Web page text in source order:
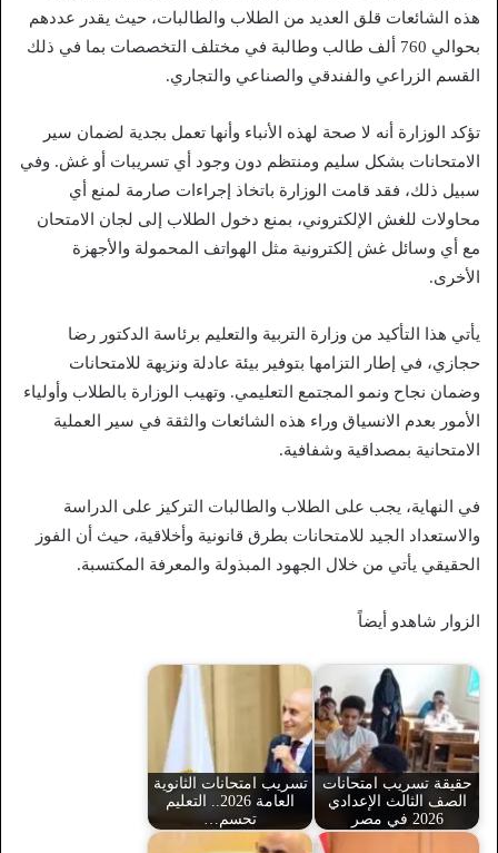
هذه الشائعات قلق العديد من الطلاب والطالبات، حيث يقدر عددهم
بحوالي 760 ألف طالب وطالبة في مختلف التخصصات بما في ذلك
القسم الزراعي والفندقي والصناعي والتجاري.
تؤكد الوزارة أنه لا صحة لهذه الأنباء وأنها تعمل بجدية لضمان سير
الامتحانات بشكل سليم ومنتظم دون وجود أي تسريبات أو غش. وفي
سبيل ذلك، فقد قامت الوزارة باتخاذ إجراءات صارمة لمنع أي
محاولات للغش الإلكتروني، بمنع دخول الطلاب إلى لجان الامتحان
مع أي وسائل غش إلكترونية مثل الهواتف المحمولة والأجهزة
الأخرى.
يأتي هذا التأكيد من وزارة التربية والتعليم برئاسة الدكتور رضا
حجازي، في إطار التزامها بتوفير بيئة عادلة ونزيهة للامتحانات
وضمان نجاح ونمو المجتمع التعليمي. وتهيب الوزارة بالطلاب وأولياء
الأمور بعدم الانسياق وراء هذه الشائعات والثقة في سير العملية
الامتحانية بمصداقية وشفافية.
في النهاية، يجب على الطلاب والطالبات التركيز على الدراسة
والاستعداد الجيد للامتحانات بطرق قانونية وأخلاقية، حيث أن الفوز
الحقيقي يأتي من خلال الجهود المبذولة والمعرفة المكتسبة.
الزوار شاهدو أيضاً
حقيقة تسريب امتحانات
الصف الثالث الإعدادي
2026 في مصر
تسريب امتحانات الثانوية
العامة 2026.. التعليم
تحسم…